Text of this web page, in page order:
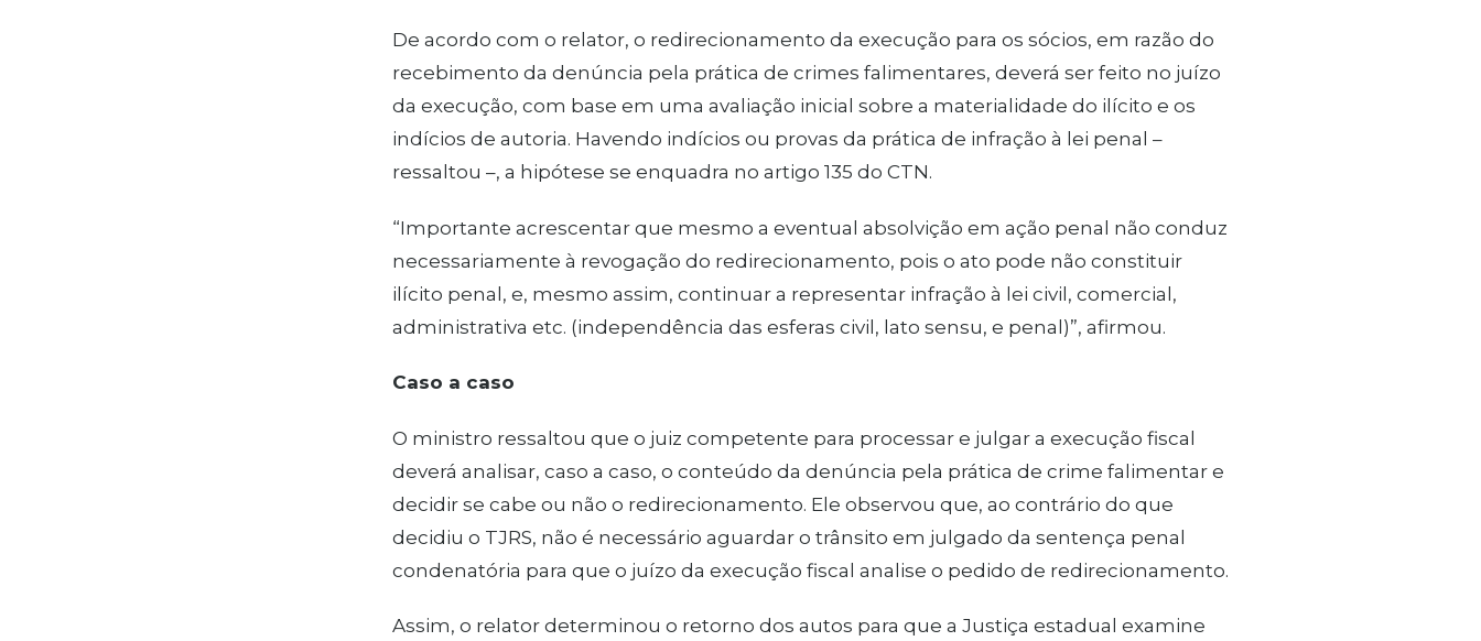
De acordo com o relator, o redirecionamento da execução para os sócios, em razão do
recebimento da denúncia pela prática de crimes falimentares, deverá ser feito no juízo
da execução, com base em uma avaliação inicial sobre a materialidade do ilícito e os
indícios de autoria. Havendo indícios ou provas da prática de infração à lei penal –
ressaltou –, a hipótese se enquadra no artigo 135 do CTN.
“Importante acrescentar que mesmo a eventual absolvição em ação penal não conduz
necessariamente à revogação do redirecionamento, pois o ato pode não constituir
ilícito penal, e, mesmo assim, continuar a representar infração à lei civil, comercial,
administrativa etc. (independência das esferas civil, lato sensu, e penal)”, afirmou.
Caso a caso
O ministro ressaltou que o juiz competente para processar e julgar a execução fiscal
deverá analisar, caso a caso, o conteúdo da denúncia pela prática de crime falimentar e
decidir se cabe ou não o redirecionamento. Ele observou que, ao contrário do que
decidiu o TJRS, não é necessário aguardar o trânsito em julgado da sentença penal
condenatória para que o juízo da execução fiscal analise o pedido de redirecionamento.
Assim, o relator determinou o retorno dos autos para que a Justiça estadual examine